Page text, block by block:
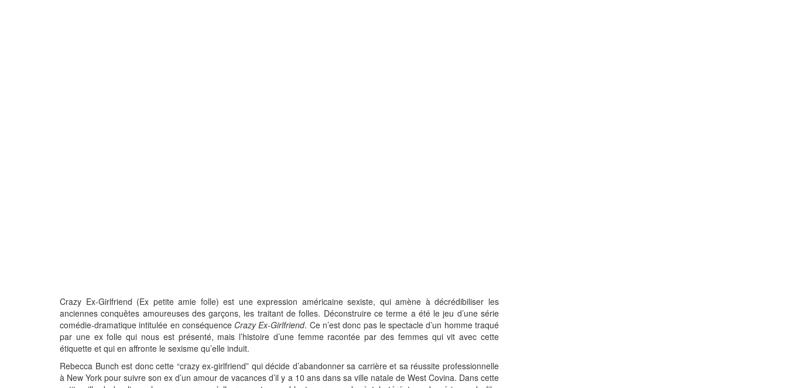
Crazy Ex-Girlfriend (Ex petite amie folle) est une expression américaine sexiste, qui amène à décrédibiliser les
anciennes conquêtes amoureuses des garçons, les traitant de folles. Déconstruire ce terme a été le jeu d’une série
comédie-dramatique intitulée en conséquence Crazy Ex-Girlfriend. Ce n’est donc pas le spectacle d’un homme traqué
par une ex folle qui nous est présenté, mais l’histoire d’une femme racontée par des femmes qui vit avec cette
étiquette et qui en affronte le sexisme qu’elle induit.
Rebecca Bunch est donc cette “crazy ex-girlfriend” qui décide d’abandonner sa carrière et sa réussite professionnelle
à New York pour suivre son ex d’un amour de vacances d’il y a 10 ans dans sa ville natale de West Covina. Dans cette